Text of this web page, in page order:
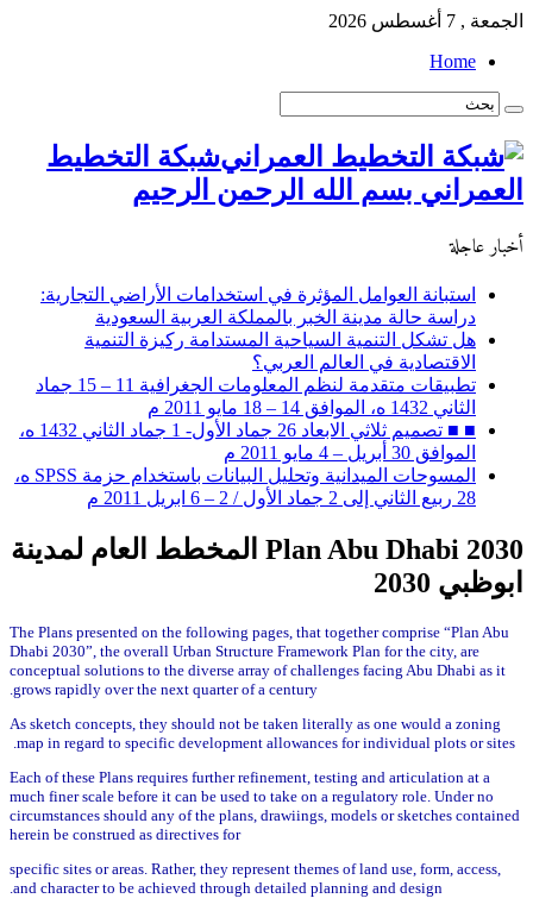
الجمعة , 7 أغسطس 2026
Home
شبكة التخطيط
العمراني بسم الله الرحمن الرحيم
أخبار عاجلة
استبانة العوامل المؤثرة في استخدامات الأراضي التجارية:
دراسة حالة مدينة الخبر بالمملكة العربية السعودية
هل تشكل التنمية السياحية المستدامة ركيزة التنمية
الاقتصادية في العالم العربي؟
تطبيقات متقدمة لنظم المعلومات الجغرافية 11 – 15 جماد
الثاني 1432 ه، الموافق 14 – 18 مايو 2011 م
■ ■ تصميم ثلاثي الابعاد 26 جماد الأول- 1 جماد الثاني 1432 ه،
الموافق 30 أبريل – 4 مايو 2011 م
المسوحات الميدانية وتحليل البيانات باستخدام حزمة SPSS ه،
28 ربيع الثاني إلى 2 جماد الأول / 2 – 6 ابريل 2011 م
Plan Abu Dhabi 2030 المخطط العام لمدينة
ابوظبي 2030
The Plans presented on the following pages, that together comprise “Plan Abu
Dhabi 2030”, the overall Urban Structure Framework Plan for the city, are
conceptual solutions to the diverse array of challenges facing Abu Dhabi as it
grows rapidly over the next quarter of a century.
As sketch concepts, they should not be taken literally as one would a zoning
map in regard to specific development allowances for individual plots or sites.
Each of these Plans requires further refinement, testing and articulation at a
much finer scale before it can be used to take on a regulatory role. Under no
circumstances should any of the plans, drawiings, models or sketches contained
herein be construed as directives for
specific sites or areas. Rather, they represent themes of land use, form, access,
and character to be achieved through detailed planning and design.